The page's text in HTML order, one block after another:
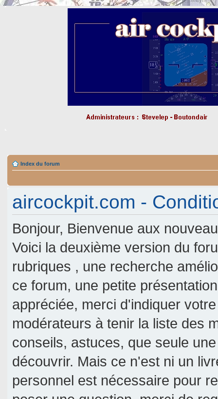
Index du forum
aircockpit.com -
Bonjour, Bienvenue aux
Voici la deuxième version du
rubriques , une recherche
ce forum, une petite
appréciée, merci d'indiquer
modérateurs à tenir la liste des
conseils, astuces, que seule
découvrir. Mais ce n'est ni un
personnel est nécessaire pour